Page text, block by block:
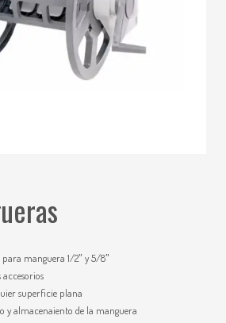
para manguera 1/2″ y 5/8″
accesorios
superficie plana
y almacenaiento de la manguera